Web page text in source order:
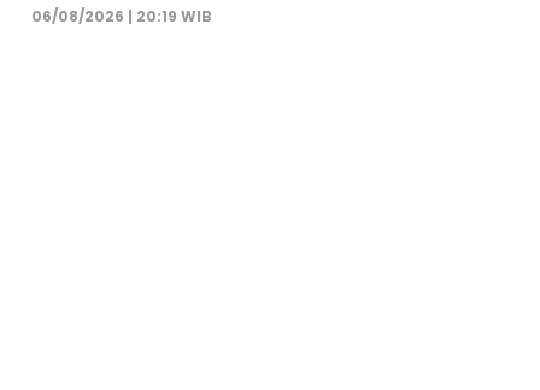
06/08/2026 | 20:19 WIB